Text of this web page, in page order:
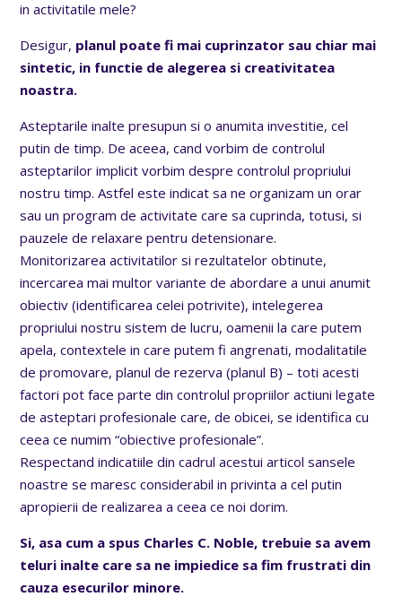
in activitatile mele?
Desigur, planul poate fi mai cuprinzator sau chiar mai
sintetic, in functie de alegerea si creativitatea
noastra.
Asteptarile inalte presupun si o anumita investitie, cel
putin de timp. De aceea, cand vorbim de controlul
asteptarilor implicit vorbim despre controlul propriului
nostru timp. Astfel este indicat sa ne organizam un orar
sau un program de activitate care sa cuprinda, totusi, si
pauzele de relaxare pentru detensionare.
Monitorizarea activitatilor si rezultatelor obtinute,
incercarea mai multor variante de abordare a unui anumit
obiectiv (identificarea celei potrivite), intelegerea
propriului nostru sistem de lucru, oamenii la care putem
apela, contextele in care putem fi angrenati, modalitatile
de promovare, planul de rezerva (planul B) – toti acesti
factori pot face parte din controlul propriilor actiuni legate
de asteptari profesionale care, de obicei, se identifica cu
ceea ce numim “obiective profesionale”.
Respectand indicatiile din cadrul acestui articol sansele
noastre se maresc considerabil in privinta a cel putin
apropierii de realizarea a ceea ce noi dorim.
Si, asa cum a spus Charles C. Noble, trebuie sa avem
teluri inalte care sa ne impiedice sa fim frustrati din
cauza esecurilor minore.